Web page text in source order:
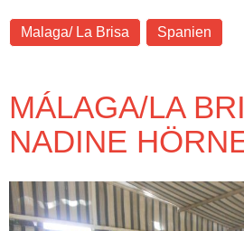
Malaga/ La Brisa Spanien
MÁLAGA/LA
NADINE